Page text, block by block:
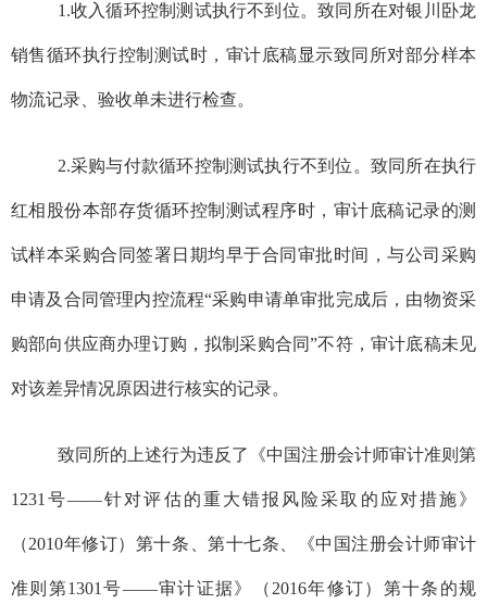
1.收入循环控制测试执行不到位。致同所在对银川卧龙
销售循环执行控制测试时，审计底稿显示致同所对部分样本
物流记录、验收单未进行检查。
2.采购与付款循环控制测试执行不到位。致同所在执行
红相股份本部存货循环控制测试程序时，审计底稿记录的测
试样本采购合同签署日期均早于合同审批时间，与公司采购
申请及合同管理内控流程“采购申请单审批完成后，由物资采
购部向供应商办理订购，拟制采购合同”不符，审计底稿未见
对该差异情况原因进行核实的记录。
致同所的上述行为违反了《中国注册会计师审计准则第
1231号——针对评估的重大错报风险采取的应对措施》
（2010年修订）第十条、第十七条、《中国注册会计师审计
准则第1301号——审计证据》（2016年修订）第十条的规